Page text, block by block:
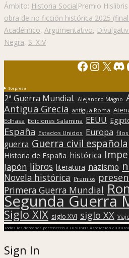
Ámbito: Historia SocialPremio
obra de no ficción histórica 2025
Académico, Argumentativo,
Negra, S. XIV
Facebook
X
Sorpresa
2ª Guerra Mundial. Alejandro Magno
Antigua Grecia antigua Roma
Edhasa Ediciones Salamina EEUU
España Estados Unidos Europa
guerra Guerra civil española
Historia de España histórica
Japón libros literatura nazismo
Novela histórica Premios
Primera Guerra Mundial
Segunda Guerra
Siglo XIX siglo XVI siglo XX
Todos los derechos pertenecen a Hislibris Asociación cultural
Sign In